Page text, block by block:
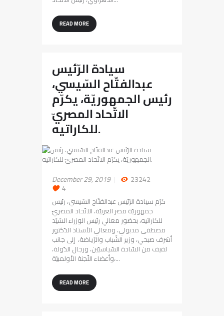
READ MORE
سيادة الرّئيس
عبدالفتّاح السّيسي،
رئيس الجمهوريّة، يكرّم
الاتّحاد المصريّ
للكاراتيه.
December 29, 2019 23242
4
كرّم سيادة الرّئيس عبدالفتّاح السّيسي، رئيس
جمهوريّة مصر العربيّة، الاتّحاد المصريّ
للكاراتيه، بحضور معالي رئيس الوزراء السّيّد
مصطفى مدبولي، ومعالي الأستاذ الدّكتور
أشرف صبحي، وزير الشّباب والرّياضة، إلى جانب
لفيف من السّادة السّياسيّين، ورجال الدّولة،
وأعضاء اللّجنة الأولمبيّة،…
READ MORE